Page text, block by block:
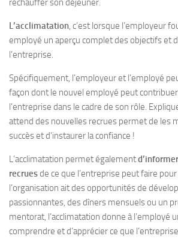
réchauffer son déjeuner.
L’acclimatation, c’est lorsque l’employeur
employé un aperçu complet des objectifs et
l’entreprise.
Spécifiquement, l’employeur et l’employé
façon dont le nouvel employé peut
l’entreprise dans le cadre de son rôle.
attend des nouvelles recrues permet de les
succès et d’instaurer la confiance !
L’acclimatation permet également
recruesde ce que l’entreprise peut faire
l’organisation ait des opportunités de
passionnantes, des dîners mensuels ou un
mentorat, l’acclimatation donne à l’employé
comprendre et d’apprécier ce que